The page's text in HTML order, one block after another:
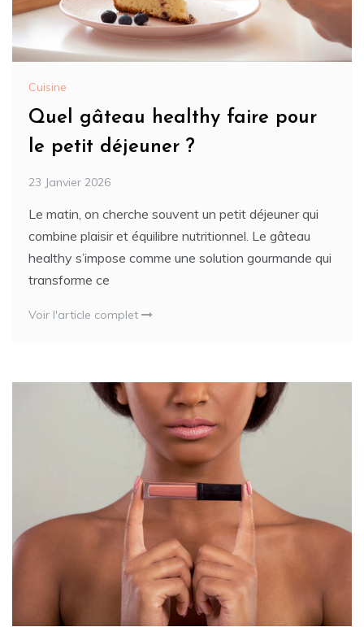
Cuisine
Quel gâteau healthy faire pour
le petit déjeuner ?
23 Janvier 2026
Le matin, on cherche souvent un petit déjeuner qui
combine plaisir et équilibre nutritionnel. Le gâteau
healthy s’impose comme une solution gourmande qui
transforme ce
Voir l'article complet